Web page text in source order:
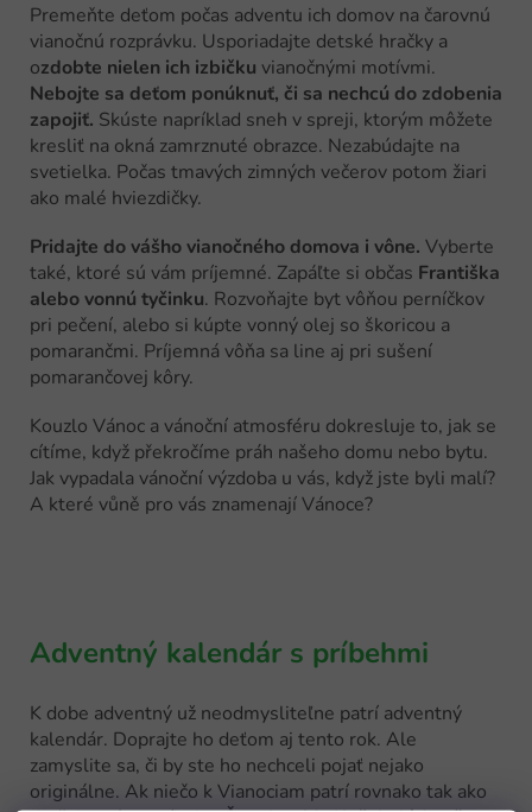
Premeňte deťom počas adventu ich domov na čarovnú
vianočnú rozprávku. Usporiadajte detské hračky a
ozdobte nielen ich izbičku vianočnými motívmi.
Nebojte sa deťom ponúknuť, či sa nechcú do zdobenia
zapojiť. Skúste napríklad sneh v spreji, ktorým môžete
kresliť na okná zamrznuté obrazce. Nezabúdajte na
svetielka. Počas tmavých zimných večerov potom žiari
ako malé hviezdičky.
Pridajte do vášho vianočného domova i vône. Vyberte
také, ktoré sú vám príjemné. Zapáľte si občas Františka
alebo vonnú tyčinku. Rozvoňajte byt vôňou perníčkov
pri pečení, alebo si kúpte vonný olej so škoricou a
pomarančmi. Príjemná vôňa sa line aj pri sušení
pomarančovej kôry.
Kouzlo Vánoc a vánoční atmosféru dokresluje to, jak se
cítíme, když překročíme práh našeho domu nebo bytu.
Jak vypadala vánoční výzdoba u vás, když jste byli malí?
A které vůně pro vás znamenají Vánoce?
Adventný kalendár s príbehmi
K dobe adventný už neodmysliteľne patrí adventný
kalendár. Doprajte ho deťom aj tento rok. Ale
zamyslite sa, či by ste ho nechceli pojať nejako
originálne. Ak niečo k Vianociam patrí rovnako tak ako